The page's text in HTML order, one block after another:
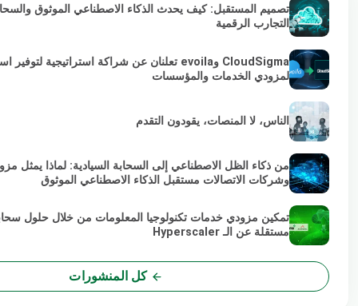
تصميم المستقبل: كيف يحدث الذكاء الاصطناعي الموثوق
التجارب الرقمية
لمزودي الخدمات والمؤسسات
الناس، لا المنصات، يقودون التقدم
من ذكاء الظل الاصطناعي إلى السحابة السيادية: لماذا يمثل
وشركات الاتصالات مستقبل الذكاء الاصطناعي الموثوق
تمكين مزودي خدمات تكنولوجيا المعلومات من خلال حلول
مستقلة عن الـ Hyperscaler
كل المنشورات